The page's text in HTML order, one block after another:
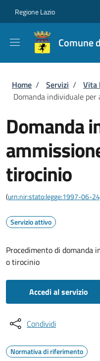
Regione Lazio
Comune
Briciole di
Home / Servizi / Vita
Domanda individuale
Domanda
tirocinio
(urn:nir:stato:legge:1997-06-
Servizio attivo
Procedimento di domanda
o tirocinio
Accedi al servizio
Condividi
Normativa di riferimento